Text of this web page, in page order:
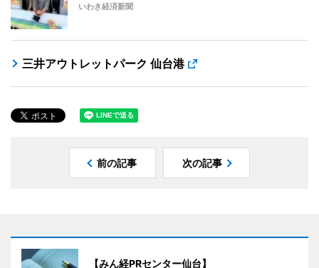
いわき経済新聞
三井アウトレットパーク 仙台港
前の記事 次の記事
【みん経PRセンター仙台】